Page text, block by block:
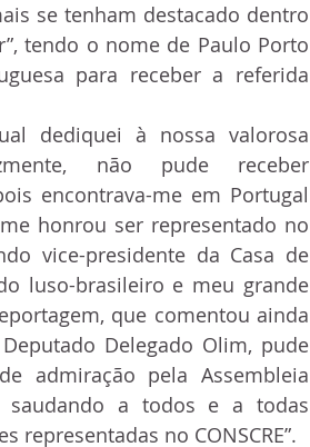
se tenham destacado dentro
tendo o nome de Paulo Porto
para receber a referida
dediquei à nossa valorosa
não pude receber
encontrava-me em Portugal
honrou ser representado no
vice-presidente da Casa de
luso-brasileiro e meu grande
que comentou ainda
Delegado Olim, pude
admiração pela Assembleia
saudando a todos e a todas
representadas no CONSCRE”.